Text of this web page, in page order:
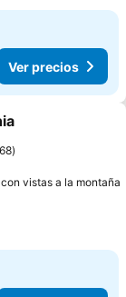
Ver precios
vistas a la montaña